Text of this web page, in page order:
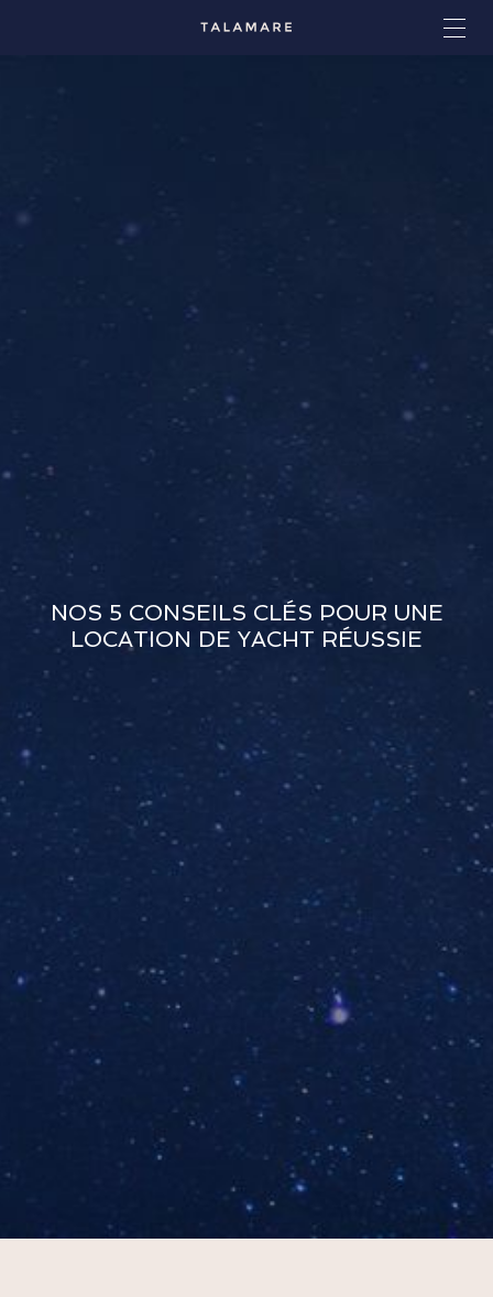
NOS 5 CONSEILS CLÉS POUR UNE
LOCATION DE YACHT RÉUSSIE